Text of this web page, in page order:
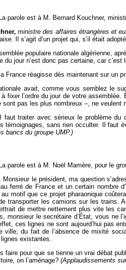
La parole est à M. Bernard Kouchner,
ministre des affaires étrangères et
Il s’agit d’un projet qui, s’il était
populaire nationale algérienne,
du jour n’est donc pas certaine, car
France réagisse dès maintenant sur un
avait, comme vous semblez le
fixer l’ordre du jour de votre
sont pas les plus nombreux –, ne veulent
faut traiter avec sérieux le problème du
témoignages, sans rien occulter. Il faut
bancs du groupe UMP.)
La parole est à M. Noël Mamère, pour le
Monsieur le président, ma question
ferré de France et un certain nombre
au motif que ce projet pharaonique
transporter les camions sur les trains.
de mettre nettement plus vite les
monsieur le secrétaire d’État, vous ne
ces lignes ne sont aujourd’hui pas
ville, du fait de l’absence de mixité
lignes existantes.
faire pour que se tienne un vrai débat
on l’aménage? (Applaudissements